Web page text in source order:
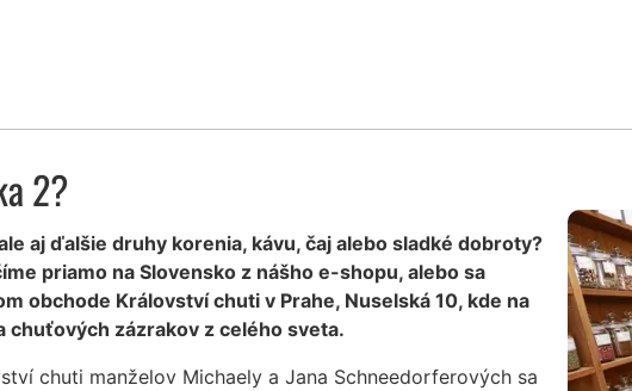
2?
aj ďalšie druhy korenia, kávu, čaj alebo sladké dobroty?
priamo na Slovensko z nášho e-shopu, alebo sa
obchode Království chuti v Prahe, Nuselská 10, kde na
chuťových zázrakov z celého sveta.
chuti manželov Michaely a Jana Schneedorferových sa